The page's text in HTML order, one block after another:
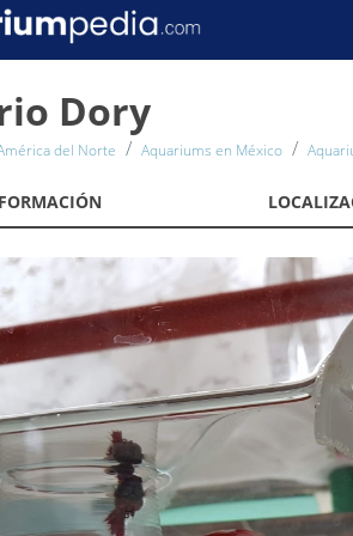
Dory
del Norte Aquariums en México